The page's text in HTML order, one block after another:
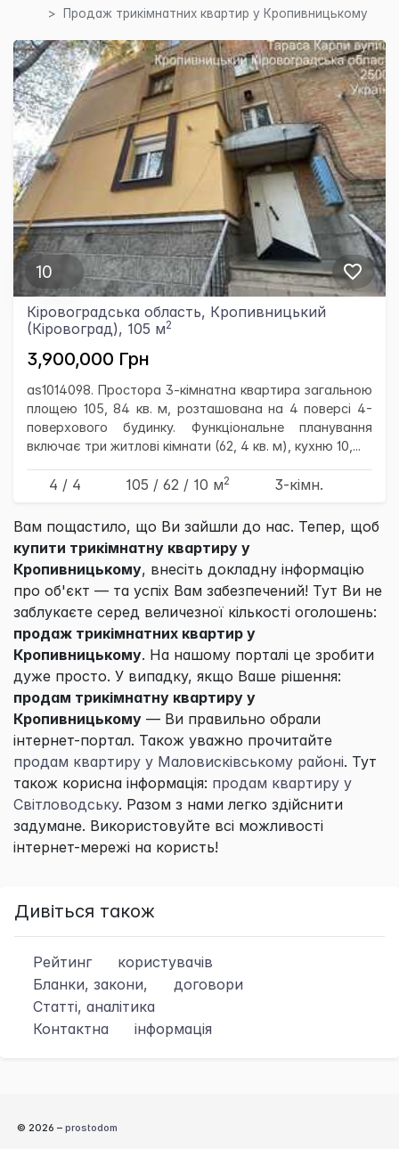
Продаж трикімнатних квартир у Кропивницькому
10
Кіровоградська область, Кропивницький
(Кіровоград), 105 м2
3,900,000 Грн
as1014098. Простора 3-кімнатна квартира загальною
площею 105, 84 кв. м, розташована на 4 поверсі 4-
поверхового будинку. Функціональне планування
включає три житлові кімнати (62, 4 кв. м), кухню 10,...
4 / 4 105 / 62 / 10 м2 3-кімн.
Вам пощастило, що Ви зайшли до нас. Тепер, щоб
купити трикімнатну квартиру у
Кропивницькому, внесіть докладну інформацію
про об'єкт — та успіх Вам забезпечений! Тут Ви не
заблукаєте серед величезної кількості оголошень:
продаж трикімнатних квартир у
Кропивницькому. На нашому порталі це зробити
дуже просто. У випадку, якщо Ваше рішення:
продам трикімнатну квартиру у
Кропивницькому — Ви правильно обрали
інтернет-портал. Також уважно прочитайте
продам квартиру у Маловисківському районі. Тут
також корисна інформація: продам квартиру у
Світловодську. Разом з нами легко здійснити
задумане. Використовуйте всі можливості
інтернет-мережі на користь!
Дивіться також
Рейтинг
користувачів
Бланки, закони,
договори
Статті, аналітика
Контактна
інформація
© 2026 – prostodom